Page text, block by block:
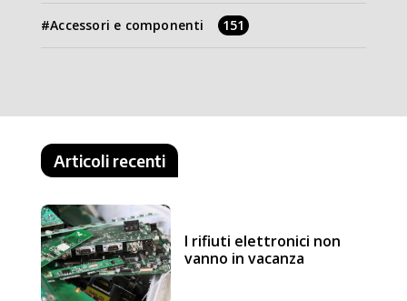
Accessori e componenti 151
Articoli recenti
I rifiuti elettronici non
vanno in vacanza